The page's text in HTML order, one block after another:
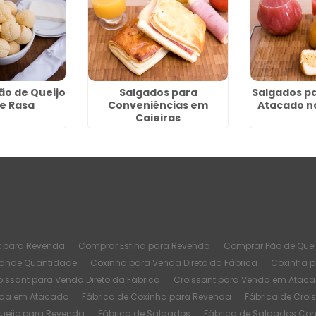
de Queijo
Rasa
Salgados para
Conveniências em
Caieiras
Salgados
Atacado
Revenda Comprar Esfiha para Revenda Comprar Pão de
Quantidade Coxinha para Venda Direto da Fábrica
Coxinha
para Venda Direto da Fábrica Croissant para Venda em
em Atacado Fábrica de Coxinha para Revenda
Fábrica de
para Revenda Fábrica de Salgados Fábrica de Salgados